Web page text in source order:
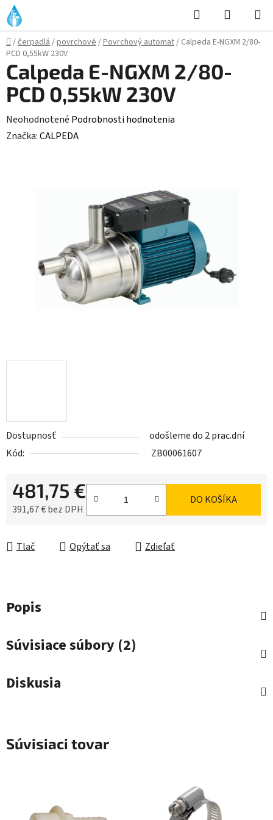
Prejsť
na
obsah
Hľadať
KOŠÍK
Domov
/čerpadlá/povrchové/Povrchový automat/ Calpeda E-NGXM 2/80-
PCD 0,55kW 230V
Dostupnosť
odošleme do 2 prac.dní
Kód:
ZB00061607
481,75 €
391,67 € bez DPH
DO KOŠÍKA
Tlač Opýtať sa Zdieľať
Calpeda E-NGXM 2/80-
PCD 0,55kW 230V
Priemerné
hodnotenie
Neohodnotené Podrobnosti hodnotenia
Značka:CALPEDA
Popis
Súvisiace súbory (2)
Diskusia
Súvisiaci tovar